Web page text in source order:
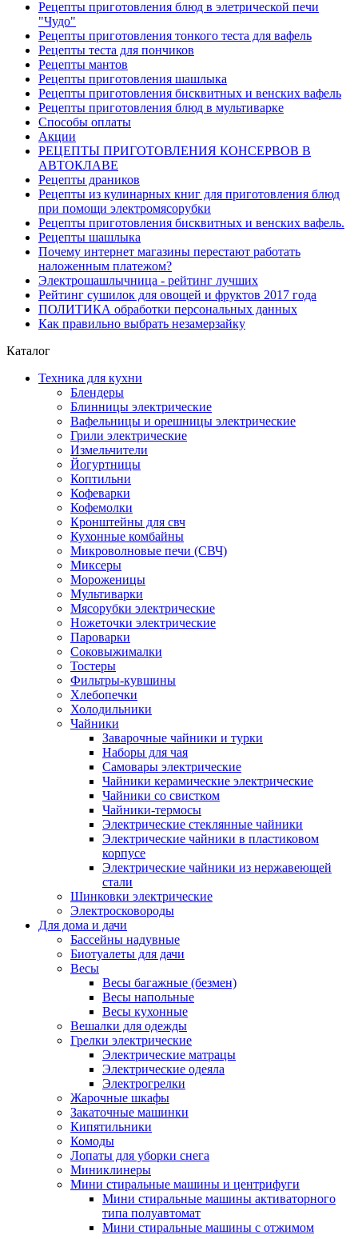
Рецепты приготовления блюд в элетрической печи
"Чудо"
Рецепты приготовления тонкого теста для вафель
Рецепты теста для пончиков
Рецепты мантов
Рецепты приготовления шашлыка
Рецепты приготовления бисквитных и венских вафель
Рецепты приготовления блюд в мультиварке
Способы оплаты
Акции
РЕЦЕПТЫ ПРИГОТОВЛЕНИЯ КОНСЕРВОВ В
АВТОКЛАВЕ
Рецепты драников
Рецепты из кулинарных книг для приготовления блюд
при помощи электромясорубки
Рецепты приготовления бисквитных и венских вафель.
Рецепты шашлыка
Почему интернет магазины перестают работать
наложенным платежом?
Электрошашлычница - рейтинг лучших
Рейтинг сушилок для овощей и фруктов 2017 года
ПОЛИТИКА обработки персональных данных
Как правильно выбрать незамерзайку
Каталог
Техника для кухни
Блендеры
Блинницы электрические
Вафельницы и орешницы электрические
Грили электрические
Измельчители
Йогуртницы
Коптильни
Кофеварки
Кофемолки
Кронштейны для свч
Кухонные комбайны
Микроволновые печи (СВЧ)
Миксеры
Мороженицы
Мультиварки
Мясорубки электрические
Ножеточки электрические
Пароварки
Соковыжималки
Тостеры
Фильтры-кувшины
Хлебопечки
Холодильники
Чайники
Заварочные чайники и турки
Наборы для чая
Самовары электрические
Чайники керамические электрические
Чайники со свистком
Чайники-термосы
Электрические стеклянные чайники
Электрические чайники в пластиковом
корпусе
Электрические чайники из нержавеющей
стали
Шинковки электрические
Электросковороды
Для дома и дачи
Бассейны надувные
Биотуалеты для дачи
Весы
Весы багажные (безмен)
Весы напольные
Весы кухонные
Вешалки для одежды
Грелки электрические
Электрические матрацы
Электрические одеяла
Электрогрелки
Жарочные шкафы
Закаточные машинки
Кипятильники
Комоды
Лопаты для уборки снега
Миниклинеры
Мини стиральные машины и центрифуги
Мини стиральные машины активаторного
типа полуавтомат
Мини стиральные машины с отжимом